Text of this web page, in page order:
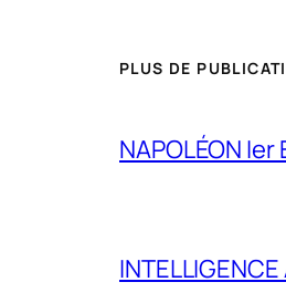
PLUS DE
NAPOLÉON
INTELLIGENCE